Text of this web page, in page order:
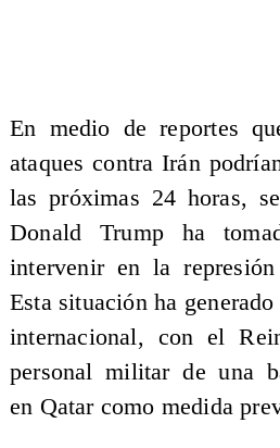
En medio de reportes
ataques contra Irán
las próximas 24 horas,
Donald Trump ha
intervenir en la
Esta situación ha
internacional, con el
personal militar de una
en Qatar como medida